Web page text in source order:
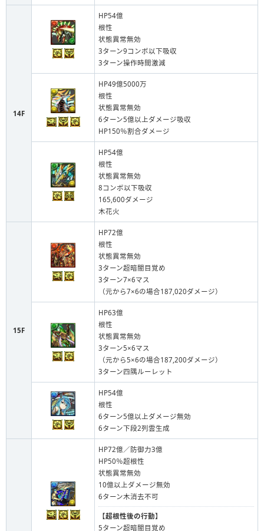
14F
HP54億
根性
状態異常無効
3ターン9コンボ以下吸収
3ターン操作時間激減
HP49億5000万
根性
状態異常無効
6ターン5億以上ダメージ吸収
HP150％割合ダメージ
HP54億
根性
状態異常無効
8コンボ以下吸収
165,600ダメージ
木花火
15F
HP72億
根性
状態異常無効
3ターン超暗闇目覚め
3ターン7×6マス
（元から7×6の場合187,020ダメージ）
HP63億
根性
状態異常無効
3ターン5×6マス
（元から5×6の場合187,200ダメージ）
3ターン四隅ルーレット
HP54億
根性
6ターン5億以上ダメージ無効
6ターン下段2列雲生成
HP72億／防御力3億
HP50％超根性
状態異常無効
10億以上ダメージ無効
6ターン木消去不可
【超根性後の行動】
5ターン超暗闇目覚め